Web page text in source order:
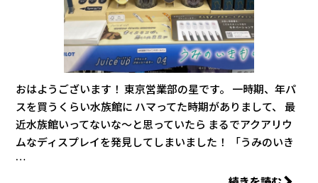
おはようございます！ 東京営業部の星です。 一時期、年パ
スを買うくらい水族館に ハマってた時期がありまして、 最
近水族館いってないな～と思っていたら まるでアクアリウ
ムなディスプレイを発見してしまいました！ 「うみのいき
…